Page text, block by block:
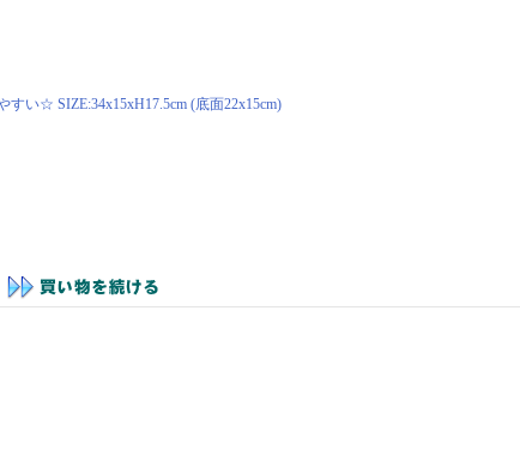
い☆ SIZE:34x15xH17.5cm (底面22x15cm)